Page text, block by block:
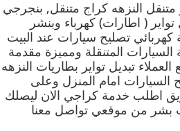
متنقل النزهه كراج متنقل, بنجرجي
تواير ( اطارات) كهرباء وبنشر
كهربائي تصليح سيارات عند البيت
السيارات المتنقلة ومميزة مقدمة
العملاء تبديل تواير بطاريات النزهه
السيارات امام المنزل وعلى
اطلب خدمة كراجي الان ليصلك
بشر من موقعي تواصل معنا